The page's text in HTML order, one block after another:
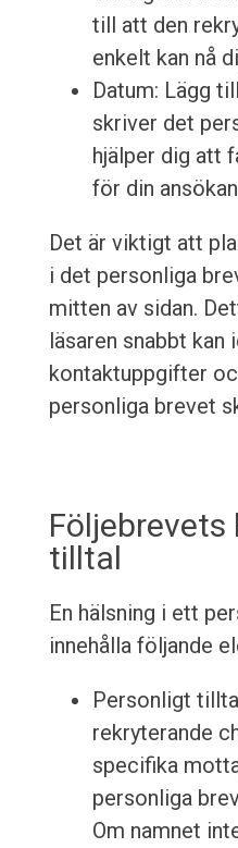
till att den
enkelt kan nå
Datum: Lägg
skriver det
hjälper dig att
för din
Det är viktigt att
i det personliga
mitten av sidan.
läsaren snabbt kan
kontaktuppgifter
personliga brevet
tilltal
En hälsning i ett
innehålla följande
Personligt
rekryterande
specifika
personliga
Om namnet